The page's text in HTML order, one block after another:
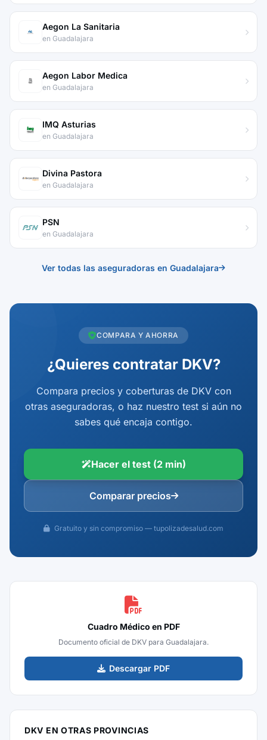
Aegon La Sanitaria
en Guadalajara
Aegon Labor Medica
en Guadalajara
IMQ Asturias
en Guadalajara
Divina Pastora
en Guadalajara
PSN
en Guadalajara
Ver todas las aseguradoras en Guadalajara
COMPARA Y AHORRA
¿Quieres contratar DKV?
Compara precios y coberturas de DKV con
otras aseguradoras, o haz nuestro test si aún no
sabes qué encaja contigo.
Hacer el test (2 min)
Comparar precios
Gratuito y sin compromiso — tupolizadesalud.com
Cuadro Médico en PDF
Documento oficial de DKV para Guadalajara.
Descargar PDF
DKV EN OTRAS PROVINCIAS